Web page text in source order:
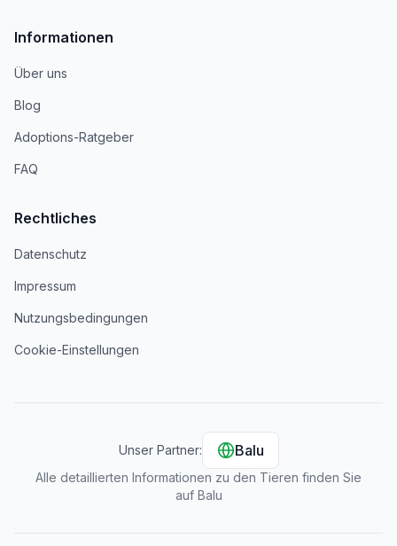
Informationen
Über uns
Blog
Adoptions-Ratgeber
FAQ
Rechtliches
Datenschutz
Impressum
Nutzungsbedingungen
Cookie-Einstellungen
Unser Partner: Balu
Alle detaillierten Informationen zu den Tieren finden Sie
auf Balu